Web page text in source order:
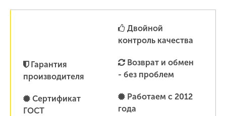
Гарантия
производителя
Сертификат
ГОСТ
Двойной
контроль качества
Возврат и обмен
- без проблем
Работаем с 2012
года